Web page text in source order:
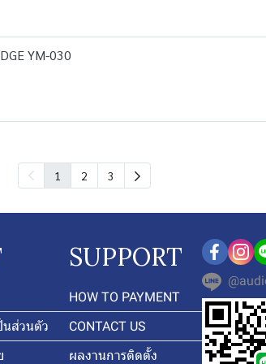
YM-030
1 2 3
นส่วนตัว
SUPPORT
HOW TO PAYMENT
CONTACT US
ผลงานการติดตั้ง